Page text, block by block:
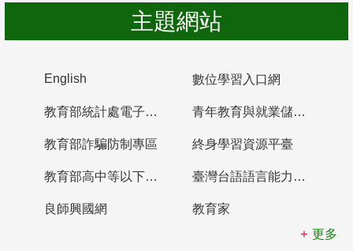
主題網站
English 數位學習入口網
教育部統計處電子書櫃 青年教育與就業儲蓄帳戶
教育部詐騙防制專區 終身學習資源平臺
教育部高中等以下學校及幼兒園教師資格檢定考試 臺灣台語語言能力認證網站
良師興國網
教育家
更多